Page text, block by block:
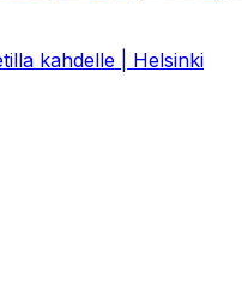
kahdelle | Helsinki